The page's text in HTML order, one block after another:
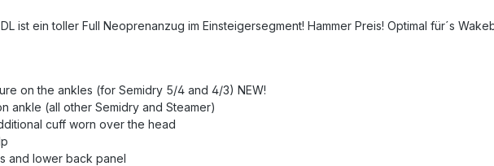
ist ein toller Full Neoprenanzug im Einsteigersegment! Hammer Preis! Optimal für´s
on the ankles (for Semidry 5/4 and 4/3) NEW!
ankle (all other Semidry and Steamer)
cuff worn over the head
and lower back panel